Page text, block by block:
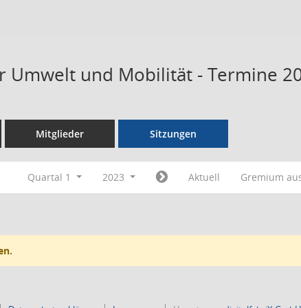
Umwelt und Mobilität - Termine
Mitglieder Sitzungen
Quartal 1 2023 Aktuell Gremium